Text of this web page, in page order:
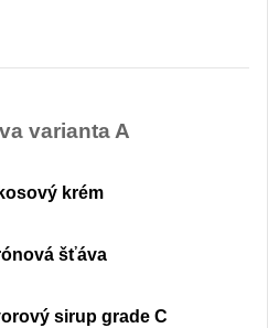
varianta A
krém
šťáva
sirup grade C